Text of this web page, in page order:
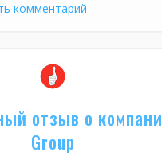
комментарий
отзыв о
Group